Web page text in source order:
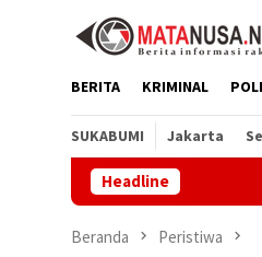
BERITA KRIMINAL
SUKABUMI Jakarta
Headline
Beranda Peristiwa